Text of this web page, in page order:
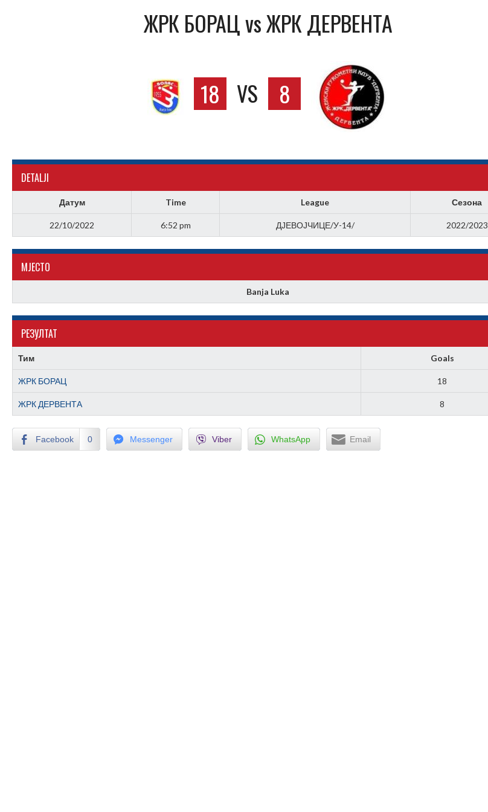
ЖРК БОРАЦ vs ЖРК ДЕРВЕНТА
18 VS 8
DETALJI
Датум Time League Сезона
22/10/2022 6:52 pm ДЈЕВОЈЧИЦЕ/У-14/ 2022/2023
МJЕСТО
Banja Luka
РЕЗУЛТАТ
Тим Goals
ЖРК БОРАЦ 18
ЖРК ДЕРВЕНТА 8
Facebook 0 Messenger Viber WhatsApp Email